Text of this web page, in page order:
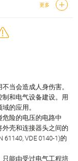
更多
当会造成人身伤害。
和电气设备建设。用
的应用。
险的电压的电路中
壳和连接器头之间的
61140, VDE 0140-1)的
只能由受过电气工程培